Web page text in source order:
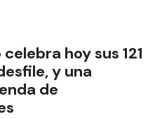
celebra hoy sus 121
y una
de